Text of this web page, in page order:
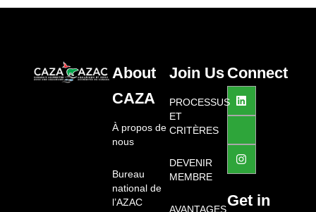
About
CAZA
À propos de
nous
Bureau
national de
l’AZAC
Join Us
PROCESSUS
ET
CRITÈRES
DEVENIR
MEMBRE
AVANTAGES
Connect
L
i
n
d
i
J
k
i
a
c
o
I
n
s
g
r
Get in